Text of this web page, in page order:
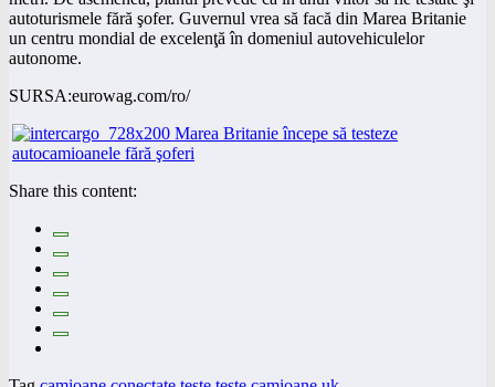
autoturismele fără şofer. Guvernul vrea să facă din Marea Britanie
un centru mondial de excelenţă în domeniul autovehiculelor
autonome.
SURSA:eurowag.com/ro/
Share this content: